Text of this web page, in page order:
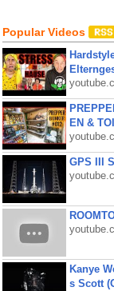
Popular Videos
EN &
GPS III
Kanye
s Scott